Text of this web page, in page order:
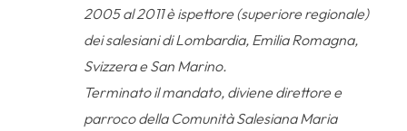
2005 al 2011 è ispettore (superiore regionale)
dei salesiani di Lombardia, Emilia Romagna,
Svizzera e San Marino.
Terminato il mandato, diviene direttore e
parroco della Comunità Salesiana Maria